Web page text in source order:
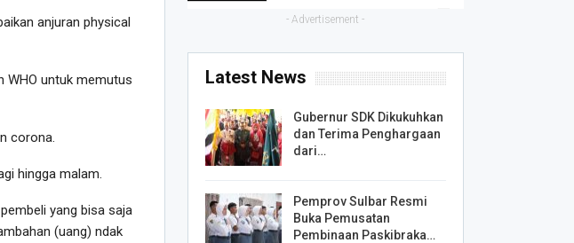
anjuran physical
WHO untuk memutus
corona.
hingga malam.
yang bisa saja
(uang) ndak
- Advertisement -
Latest News
Gubernur SDK Dikukuhkan
dan Terima Penghargaan
dari…
Pemprov Sulbar Resmi
Buka Pemusatan
Pembinaan Paskibraka…